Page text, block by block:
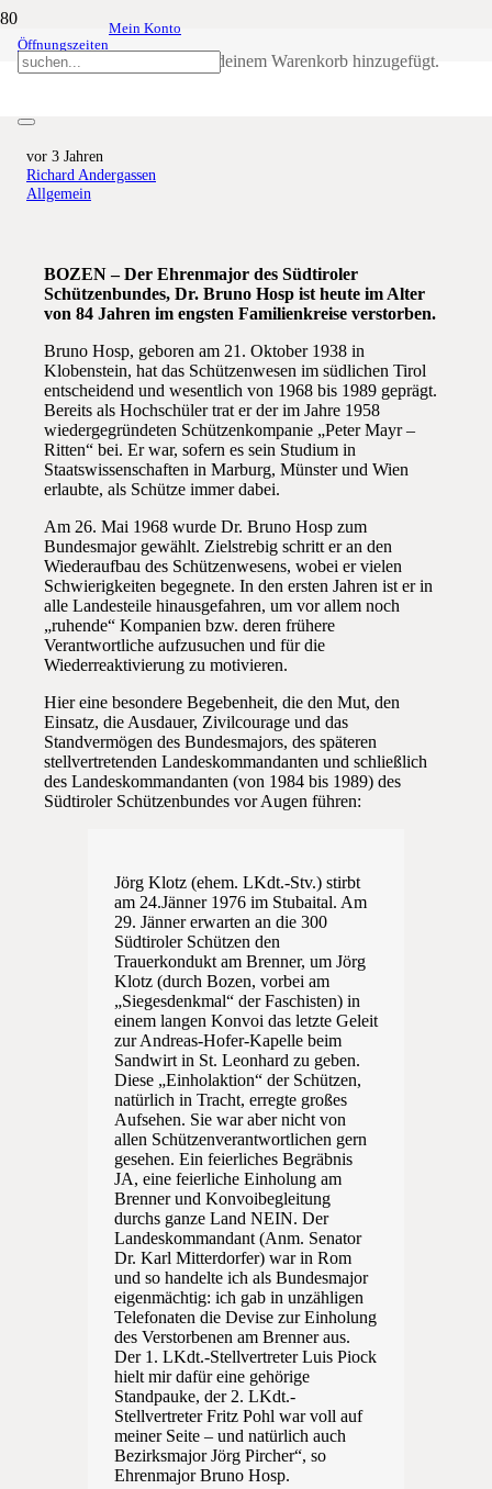
Öffnungszeiten
Mein Konto
wurde deinem Warenkorb hinzugefügt.
Ehrenmajor Dr. Bruno Hosp
vor 3 Jahren
Richard Andergassen
Allgemein
BOZEN – Der Ehrenmajor des Südtiroler
Schützenbundes, Dr. Bruno Hosp ist heute im Alter
von 84 Jahren im engsten Familienkreise verstorben.
Bruno Hosp, geboren am 21. Oktober 1938 in
Klobenstein, hat das Schützenwesen im südlichen Tirol
entscheidend und wesentlich von 1968 bis 1989 geprägt.
Bereits als Hochschüler trat er der im Jahre 1958
wiedergegründeten Schützenkompanie „Peter Mayr –
Ritten“ bei. Er war, sofern es sein Studium in
Staatswissenschaften in Marburg, Münster und Wien
erlaubte, als Schütze immer dabei.
Am 26. Mai 1968 wurde Dr. Bruno Hosp zum
Bundesmajor gewählt. Zielstrebig schritt er an den
Wiederaufbau des Schützenwesens, wobei er vielen
Schwierigkeiten begegnete. In den ersten Jahren ist er in
alle Landesteile hinausgefahren, um vor allem noch
„ruhende“ Kompanien bzw. deren frühere
Verantwortliche aufzusuchen und für die
Wiederreaktivierung zu motivieren.
Hier eine besondere Begebenheit, die den Mut, den
Einsatz, die Ausdauer, Zivilcourage und das
Standvermögen des Bundesmajors, des späteren
stellvertretenden Landeskommandanten und schließlich
des Landeskommandanten (von 1984 bis 1989) des
Südtiroler Schützenbundes vor Augen führen:
Jörg Klotz (ehem. LKdt.-Stv.) stirbt
am 24.Jänner 1976 im Stubaital. Am
29. Jänner erwarten an die 300
Südtiroler Schützen den
Trauerkondukt am Brenner, um Jörg
Klotz (durch Bozen, vorbei am
„Siegesdenkmal“ der Faschisten) in
einem langen Konvoi das letzte Geleit
zur Andreas-Hofer-Kapelle beim
Sandwirt in St. Leonhard zu geben.
Diese „Einholaktion“ der Schützen,
natürlich in Tracht, erregte großes
Aufsehen. Sie war aber nicht von
allen Schützenverantwortlichen gern
gesehen. Ein feierliches Begräbnis
JA, eine feierliche Einholung am
Brenner und Konvoibegleitung
durchs ganze Land NEIN. Der
Landeskommandant (Anm. Senator
Dr. Karl Mitterdorfer) war in Rom
und so handelte ich als Bundesmajor
eigenmächtig: ich gab in unzähligen
Telefonaten die Devise zur Einholung
des Verstorbenen am Brenner aus.
Der 1. LKdt.-Stellvertreter Luis Piock
hielt mir dafür eine gehörige
Standpauke, der 2. LKdt.-
Stellvertreter Fritz Pohl war voll auf
meiner Seite – und natürlich auch
Bezirksmajor Jörg Pircher“, so
Ehrenmajor Bruno Hosp.